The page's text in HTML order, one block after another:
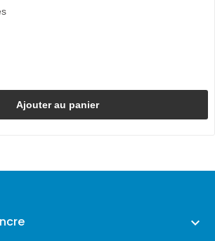
Ajouter au panier
